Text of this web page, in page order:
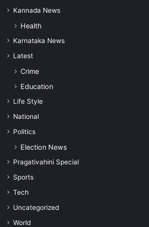
Kannada News
Health
Karnataka News
Latest
Crime
Education
Life Style
National
Politics
Election News
Pragativahini Special
Sports
Tech
Uncategorized
World